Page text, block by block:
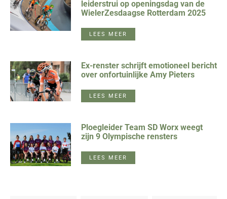
leiderstrui op openingsdag van de
WielerZesdaagse Rotterdam 2025
LEES MEER
Ex-renster schrijft emotioneel bericht
over onfortuinlijke Amy Pieters
LEES MEER
Ploegleider Team SD Worx weegt
zijn 9 Olympische rensters
LEES MEER